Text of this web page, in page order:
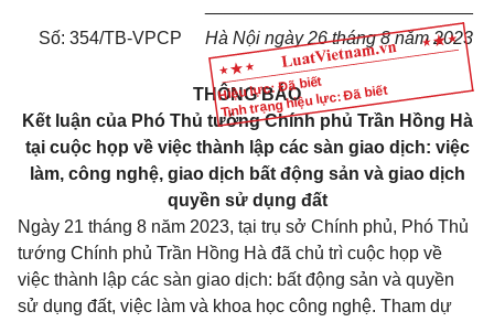
Hiệu lực: Đã biết
Tình trạng hiệu lực: Đã biết
Số: 354/TB-VPCP
Hà Nội ngày 26 tháng 8 năm 2023
THÔNG BÁO
Kết luận của Phó Thủ tướng Chính phủ Trần Hồng Hà
tại cuộc họp về việc thành lập các sàn giao dịch: việc
làm, công nghệ, giao dịch bất động sản và giao dịch
quyền sử dụng đất
Ngày 21 tháng 8 năm 2023, tại trụ sở Chính phủ, Phó Thủ
tướng Chính phủ Trần Hồng Hà đã chủ trì cuộc họp về
việc thành lập các sàn giao dịch: bất động sản và quyền
sử dụng đất, việc làm và khoa học công nghệ. Tham dự